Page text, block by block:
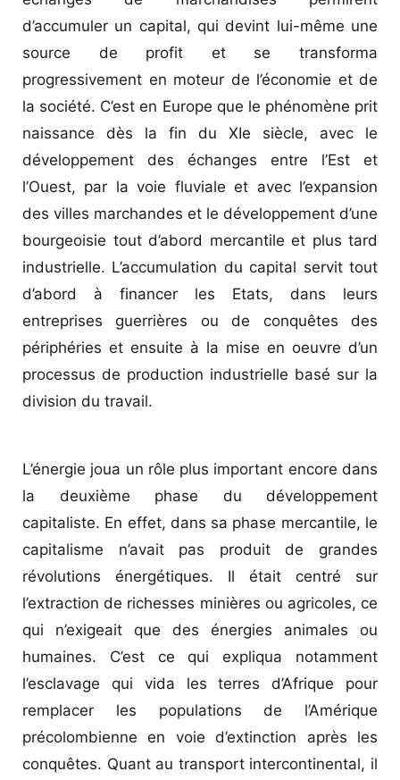
d’accumuler un capital, qui devint lui-même une
source de profit et se transforma
progressivement en moteur de l’économie et de
la société. C’est en Europe que le phénomène prit
naissance dès la fin du XIe siècle, avec le
développement des échanges entre l’Est et
l’Ouest, par la voie fluviale et avec l’expansion
des villes marchandes et le développement d’une
bourgeoisie tout d’abord mercantile et plus tard
industrielle. L’accumulation du capital servit tout
d’abord à financer les Etats, dans leurs
entreprises guerrières ou de conquêtes des
périphéries et ensuite à la mise en oeuvre d’un
processus de production industrielle basé sur la
division du travail.
L’énergie joua un rôle plus important encore dans
la deuxième phase du développement
capitaliste. En effet, dans sa phase mercantile, le
capitalisme n’avait pas produit de grandes
révolutions énergétiques. Il était centré sur
l’extraction de richesses minières ou agricoles, ce
qui n’exigeait que des énergies animales ou
humaines. C’est ce qui expliqua notamment
l’esclavage qui vida les terres d’Afrique pour
remplacer les populations de l’Amérique
précolombienne en voie d’extinction après les
conquêtes. Quant au transport intercontinental, il